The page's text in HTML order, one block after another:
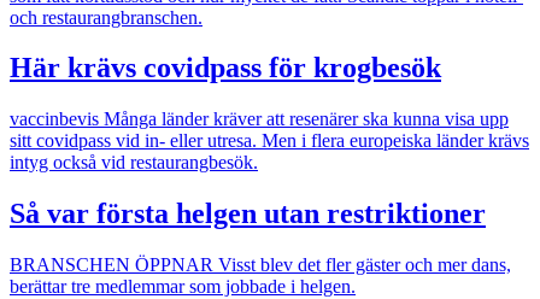
och restaurangbranschen.
Här krävs covidpass för krogbesök
vaccinbevis Många länder kräver att resenärer ska kunna visa upp
sitt covidpass vid in- eller utresa. Men i flera europeiska länder krävs
intyg också vid restaurangbesök.
Så var första helgen utan restriktioner
BRANSCHEN ÖPPNAR Visst blev det fler gäster och mer dans,
berättar tre medlemmar som jobbade i helgen.